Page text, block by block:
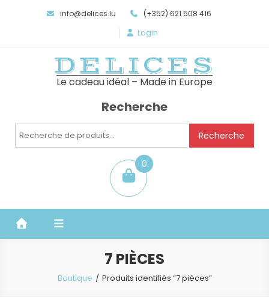
info@delices.lu (+352) 621 508 416
Login
DELICES
Le cadeau idéal – Made in Europe
Recherche
Recherche
Recherche
0
item
7 PIÈCES
Boutique Produits identifiés “7 pièces”